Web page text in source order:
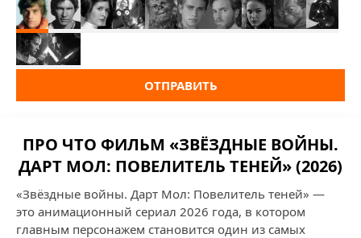
ОТПРАВИТЬ
ПРО ЧТО ФИЛЬМ «ЗВЁЗДНЫЕ ВОЙНЫ.
ДАРТ МОЛ: ПОВЕЛИТЕЛЬ ТЕНЕЙ» (2026)
«Звёздные войны. Дарт Мол: Повелитель теней» —
это анимационный сериал 2026 года, в котором
главным персонажем становится один из самых